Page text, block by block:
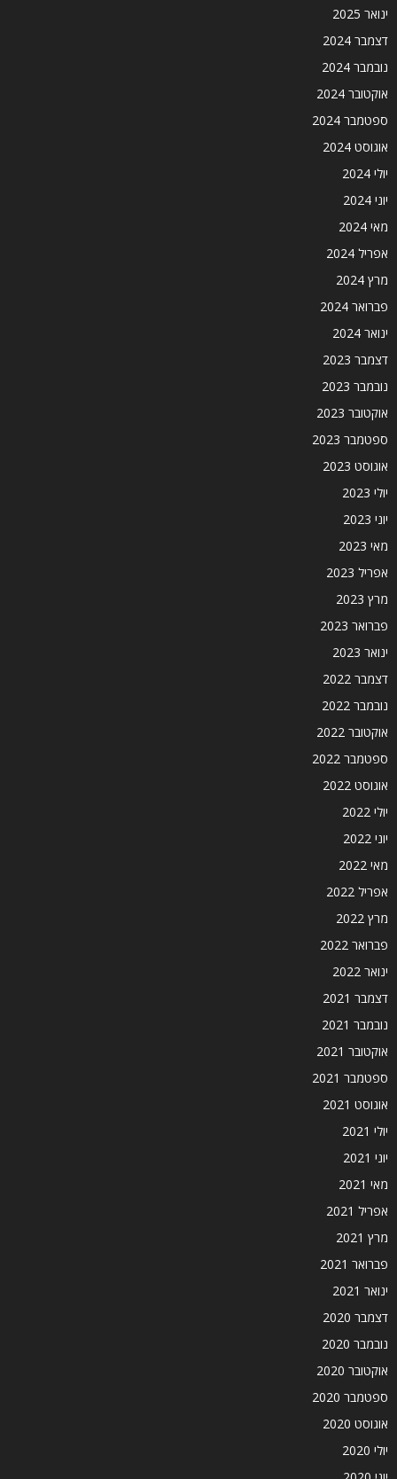
ינואר 2025
דצמבר 2024
נובמבר 2024
אוקטובר 2024
ספטמבר 2024
אוגוסט 2024
יולי 2024
יוני 2024
מאי 2024
אפריל 2024
מרץ 2024
פברואר 2024
ינואר 2024
דצמבר 2023
נובמבר 2023
אוקטובר 2023
ספטמבר 2023
אוגוסט 2023
יולי 2023
יוני 2023
מאי 2023
אפריל 2023
מרץ 2023
פברואר 2023
ינואר 2023
דצמבר 2022
נובמבר 2022
אוקטובר 2022
ספטמבר 2022
אוגוסט 2022
יולי 2022
יוני 2022
מאי 2022
אפריל 2022
מרץ 2022
פברואר 2022
ינואר 2022
דצמבר 2021
נובמבר 2021
אוקטובר 2021
ספטמבר 2021
אוגוסט 2021
יולי 2021
יוני 2021
מאי 2021
אפריל 2021
מרץ 2021
פברואר 2021
ינואר 2021
דצמבר 2020
נובמבר 2020
אוקטובר 2020
ספטמבר 2020
אוגוסט 2020
יולי 2020